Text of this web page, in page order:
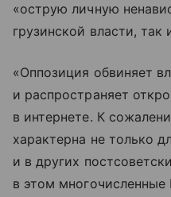
«острую личную
грузинской власти, так
«Оппозиция обвиняет
и распространяет
в интернете. К
характерна не только
и в других
в этом